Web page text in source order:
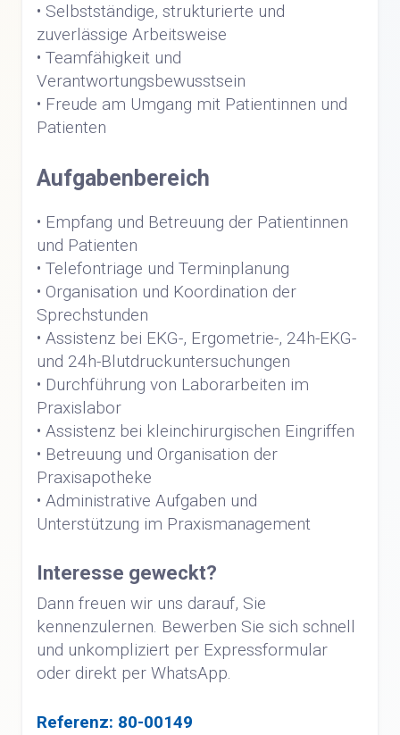
• Selbstständige, strukturierte und
zuverlässige Arbeitsweise
• Teamfähigkeit und
Verantwortungsbewusstsein
• Freude am Umgang mit Patientinnen und
Patienten
Aufgabenbereich
• Empfang und Betreuung der Patientinnen
und Patienten
• Telefontriage und Terminplanung
• Organisation und Koordination der
Sprechstunden
• Assistenz bei EKG-, Ergometrie-, 24h-EKG-
und 24h-Blutdruckuntersuchungen
• Durchführung von Laborarbeiten im
Praxislabor
• Assistenz bei kleinchirurgischen Eingriffen
• Betreuung und Organisation der
Praxisapotheke
• Administrative Aufgaben und
Unterstützung im Praxismanagement
Interesse geweckt?
Dann freuen wir uns darauf, Sie
kennenzulernen. Bewerben Sie sich schnell
und unkompliziert per Expressformular
oder direkt per WhatsApp.
Referenz: 80-00149